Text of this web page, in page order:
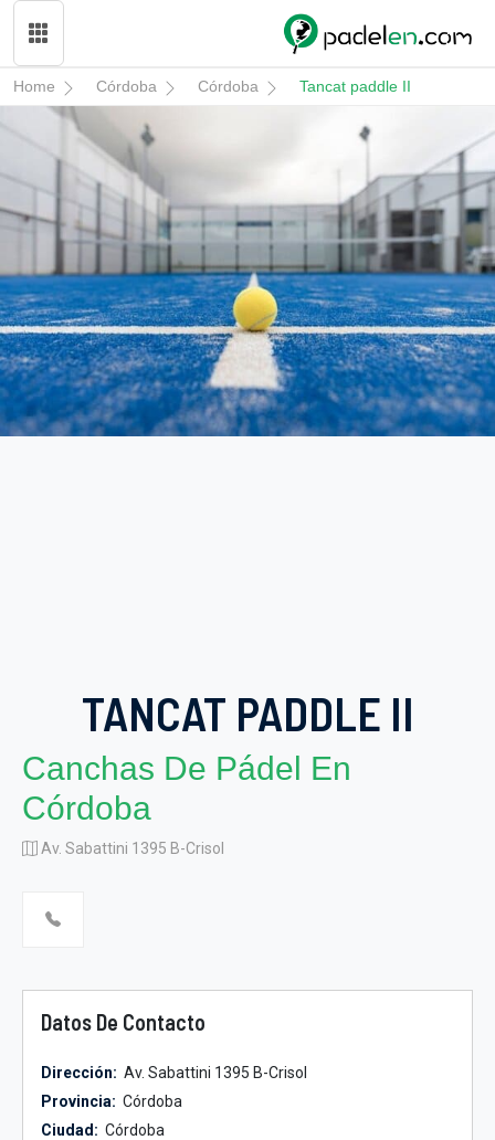
Home Córdoba Córdoba Tancat paddle II
TANCAT PADDLE II
Canchas De Pádel En
Córdoba
Av. Sabattini 1395 B-Crisol
Datos De Contacto
Dirección: Av. Sabattini 1395 B-Crisol
Provincia: Córdoba
Ciudad: Córdoba